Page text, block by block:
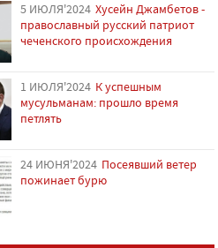
5 ИЮЛЯ'2024 Хусейн Джамбетов -
православный русский патриот
чеченского происхождения
1 ИЮЛЯ'2024 К успешным
мусульманам: прошло время
петлять
24 ИЮНЯ'2024 Посеявший ветер
пожинает бурю